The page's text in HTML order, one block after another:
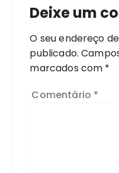
Deixe um
O seu endereço
publicado.
marcados com *
Comentário *